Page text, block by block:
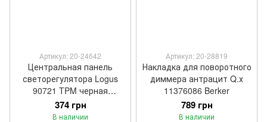
Артикул: 20-24642
Центральная панель
светорегулятора Logus
90721 TPM черная
матовая Efapel
374 грн
В наличии
Артикул: 20-28819
Накладка для поворотного
диммера антрацит Q.х
11376086 Berker
789 грн
В наличии